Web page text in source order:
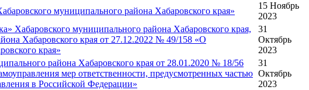
муниципального района Хабаровского края»
15 Ноябрь
2023
муниципального района Хабаровского края,
Хабаровского края от 27.12.2022 № 49/158 «О
края»
31
Октябрь
2023
района Хабаровского края от 28.01.2020 № 18/56
мер ответственности, предусмотренных частью
в Российской Федерации»
31
Октябрь
2023